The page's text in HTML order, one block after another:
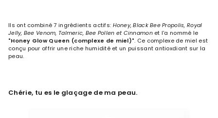
Ils ont combiné 7 ingrédients actifs: Honey, Black Bee Propolis, Royal
Jelly, Bee Venom, Talmeric, Bee Pollen et Cinnamonet l'a nommé le
"Honey Glow Queen (complexe de miel)". Ce complexe de miel est
conçu pour offrir une riche humidité et un puissant antioxdiant sur la
peau.
Chérie, tu es le glaçage de ma peau.